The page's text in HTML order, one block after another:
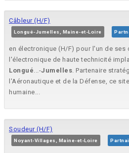
Câbleur (H/F)
Longué-Jumelles, Maine-et-Loire
en électronique (H/F) pour l'un de ses
l'électronique de haute technicité
Longué...-Jumelles. Partenaire
l'Aéronautique et de la Défense, ce
humaine...
Soudeur (H/F)
Noyant-Villages, Maine-et-Loire